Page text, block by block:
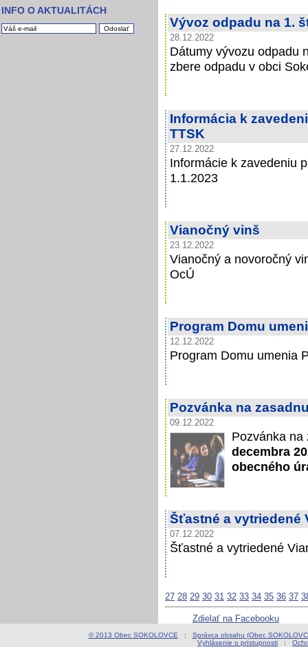
INFO O AKTUALITÁCH
Vývoz odpadu na 1.
28.12.2022
Dátumy vývozu odpadu
zbere odpadu v obci
Informácia k
TTSK
27.12.2022
Informácie k zavedeniu
1.1.2023
Vianočný vinš
23.12.2022
Vianočný a novoročný
OcÚ
Program Domu
12.12.2022
Program Domu umenia
Pozvánka na
09.12.2022
Pozvánka
decembra
obecného
Šťastné a vytriedené
07.12.2022
Šťastné a vytriedené
27 28 29 30 31 32 33 34 35 36 37
Zdielať na Facebooku
© 2013 Obec SOKOLOVCE : Správca obsahu (Obec
Vyhlásenie o prístupnosti :